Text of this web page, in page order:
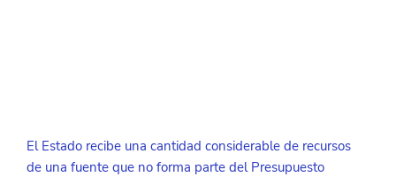
El Estado recibe una cantidad considerable de recursos
de una fuente que no forma parte del Presupuesto